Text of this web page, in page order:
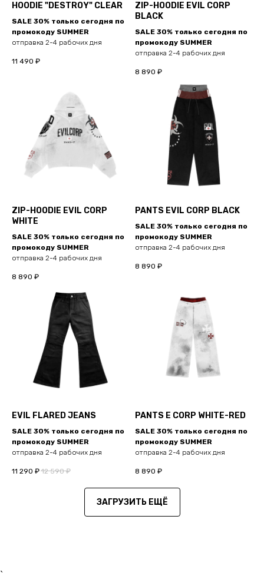
HOODIE "DESTROY" CLEAR
SALE 30% только сегодня по
промокоду SUMMER
отправка 2-4 рабочих дня
11 490 ₽
ZIP-HOODIE EVIL CORP
BLACK
SALE 30% только сегодня по
промокоду SUMMER
отправка 2-4 рабочих дня
8 890 ₽
ZIP-HOODIE EVIL CORP
WHITE
SALE 30% только сегодня по
промокоду SUMMER
отправка 2-4 рабочих дня
8 890 ₽
PANTS EVIL CORP BLACK
SALE 30% только сегодня по
промокоду SUMMER
отправка 2-4 рабочих дня
8 890 ₽
EVIL FLARED JEANS
SALE 30% только сегодня по
промокоду SUMMER
отправка 2-4 рабочих дня
11 290 ₽ 12 590 ₽
PANTS E CORP WHITE-RED
SALE 30% только сегодня по
промокоду SUMMER
отправка 2-4 рабочих дня
8 890 ₽
ЗАГРУЗИТЬ ЕЩЁ
`